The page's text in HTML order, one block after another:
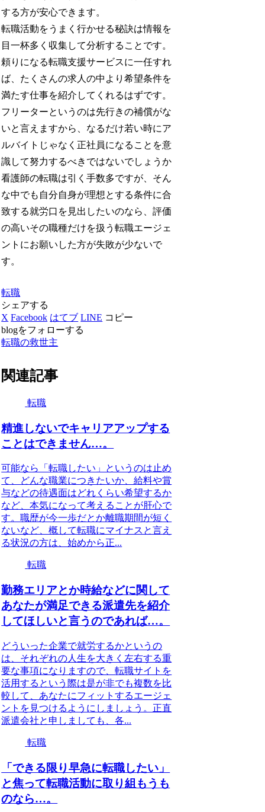
する方が安心できます。
転職活動をうまく行かせる秘訣は情報を
目一杯多く収集して分析することです。
頼りになる転職支援サービスに一任すれ
ば、たくさんの求人の中より希望条件を
満たす仕事を紹介してくれるはずです。
フリーターというのは先行きの補償がな
いと言えますから、なるだけ若い時にア
ルバイトじゃなく正社員になることを意
識して努力するべきではないでしょうか
看護師の転職は引く手数多ですが、そん
な中でも自分自身が理想とする条件に合
致する就労口を見出したいのなら、評価
の高いその職種だけを扱う転職エージェ
ントにお願いした方が失敗が少ないで
す。
転職
シェアする
X Facebook はてブ LINE コピー
blogをフォローする
転職の救世主
関連記事
転職
精進しないでキャリアアップする
ことはできません…。
可能なら「転職したい」というのは止め
て、どんな職業につきたいか、給料や賞
与などの待遇面はどれくらい希望するか
など、本気になって考えることが肝心で
す。職歴が今一歩だとか離職期間が短く
ないなど、概して転職にマイナスと言え
る状況の方は、始めから正...
転職
勤務エリアとか時給などに関して
あなたが満足できる派遣先を紹介
してほしいと言うのであれば…。
どういった企業で就労するかというの
は、それぞれの人生を大きく左右する重
要な事項になりますので、転職サイトを
活用するという際は是が非でも複数を比
較して、あなたにフィットするエージェ
ントを見つけるようにしましょう。正直
派遣会社と申しましても、各...
転職
「できる限り早急に転職したい」
と焦って転職活動に取り組もうも
のなら…。